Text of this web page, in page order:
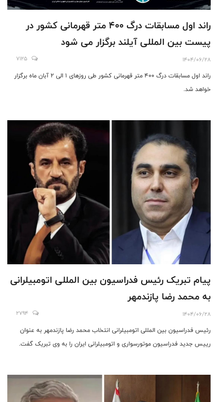
راند اول مسابقات درگ 400 متر قهرمانی کشور در
پیست بین المللی آیلند برگزار می شود
1404/06/28
7125
راند اول مسابقات درگ 400 متر قهرمانی کشور طی روزهای 1 الی 2 آبان ماه برگزار
خواهد شد.
پیام تبریک رئيس فدراسيون بين المللی اتومبیلرانی
به محمد رضا پازندمهر
1404/06/28
2794
رئيس فدراسيون بين المللی اتومبیلرانی انتخاب محمد رضا پازندمهر به عنوان
رییس جدید فدراسیون موتورسواری و اتومبیلرانی ایران را به وی تبریک گفت.